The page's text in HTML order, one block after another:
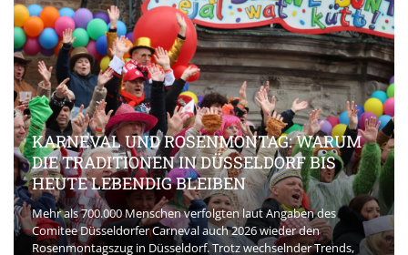
KARNEVAL UND ROSENMONTAG: WARUM
DIE TRADITIONEN IN DÜSSELDORF BIS
HEUTE LEBENDIG BLEIBEN
Mehr als 700.000 Menschen verfolgten laut Angaben des
Comitee Düsseldorfer Carneval auch 2026 wieder den
Rosenmontagszug in Düsseldorf. Trotz wechselnder Trends,